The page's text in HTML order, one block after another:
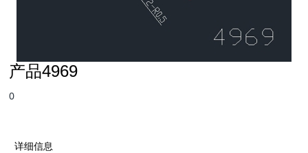
产品4969
0
详细信息